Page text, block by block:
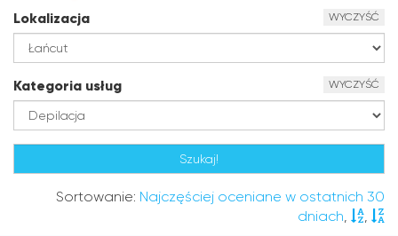
Lokalizacja
WYCZYŚĆ
Kategoria usług WYCZYŚĆ
Sortowanie: Najczęściej oceniane w ostatnich 30
dniach, ,